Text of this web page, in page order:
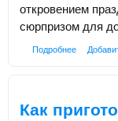
откровением
сюрпризом для
Подробнее
Как